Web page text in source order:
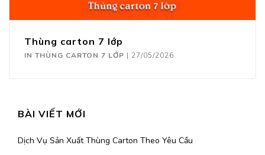
Thùng carton 7 lớp
IN THÙNG CARTON 7 LỚP | 27/05/2026
BÀI VIẾT MỚI
Dịch Vụ Sản Xuất Thùng Carton Theo Yêu Cầu